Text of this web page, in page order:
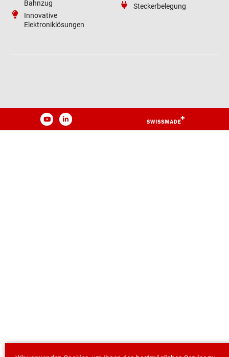
Bahnzug
Innovative
Elektroniklösungen
Steckerbelegung
YouTubeLinkedIn